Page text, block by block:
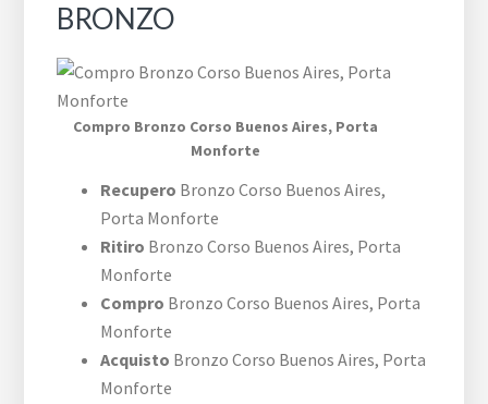
BRONZO
Compro Bronzo ​Corso Buenos Aires,​ Porta
Monforte
Recupero Bronzo ​Corso Buenos Aires,​
Porta Monforte
Ritiro Bronzo ​Corso Buenos Aires,​ Porta
Monforte
Compro Bronzo ​Corso Buenos Aires,​ Porta
Monforte
Acquisto Bronzo ​Corso Buenos Aires,​ Porta
Monforte